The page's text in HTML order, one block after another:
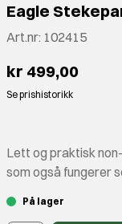
Eagle
Art.nr: 102415
kr 499,00
Se prishistorikk
Lett og praktisk
som også fungerer
På lager